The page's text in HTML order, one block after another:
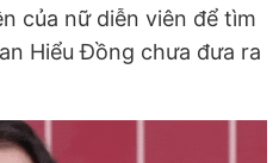
của nữ diễn viên để tìm
Hiểu Đồng chưa đưa ra